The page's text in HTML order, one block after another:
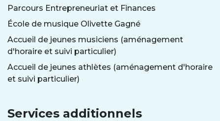
Parcours Entrepreneuriat et Finances
École de musique Olivette Gagné
Accueil de jeunes musiciens (aménagement
d'horaire et suivi particulier)
Accueil de jeunes athlètes (aménagement d'horaire
et suivi particulier)
Services additionnels